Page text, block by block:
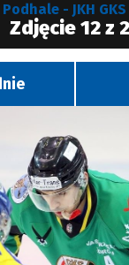
Podhale - JKH
Zdjęcie 12 z